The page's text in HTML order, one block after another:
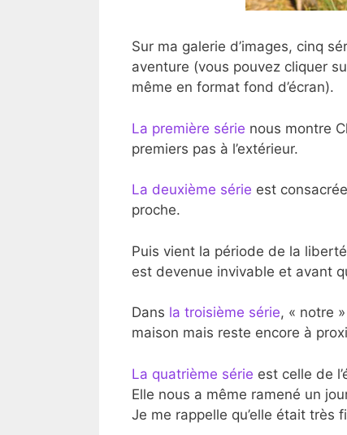
Sur ma galerie d’images, cinq
aventure (vous pouvez cliquer
même en format fond d’écran).
La première série nous montre
premiers pas à l’extérieur.
La deuxième série est
proche.
Puis vient la période de la
est devenue invivable et avant
Dans la troisième série, « notre
maison mais reste encore à
La quatrième série est celle de
Elle nous a même ramené un
Je me rappelle qu’elle était très